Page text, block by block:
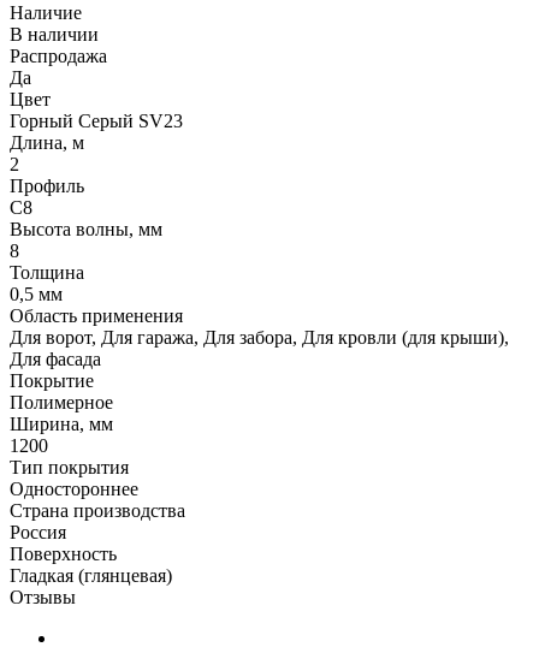
Наличие
В наличии
Распродажа
Да
Цвет
Горный Серый SV23
Длина, м
2
Профиль
С8
Высота волны, мм
8
Толщина
0,5 мм
Область применения
Для ворот, Для гаража, Для забора, Для кровли (для крыши),
Для фасада
Покрытие
Полимерное
Ширина, мм
1200
Тип покрытия
Одностороннее
Страна производства
Россия
Поверхность
Гладкая (глянцевая)
Отзывы